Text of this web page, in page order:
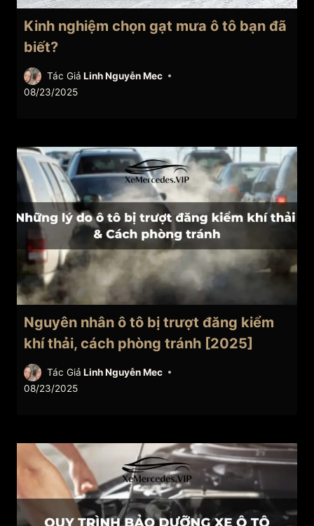
Kinh nghiệm chọn gạt mưa ô tô bạn đã
biết?
Tác Giả Linh Nguyễn Mec
08/23/2025
Nguyên nhân ô tô bị trượt đăng kiểm
khí thải, cách phòng tránh [2025]
Tác Giả Linh Nguyễn Mec
08/23/2025